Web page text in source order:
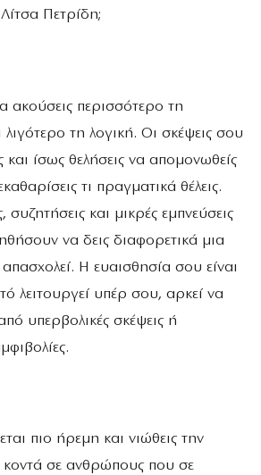
Πετρίδη;
ακούσεις περισσότερο τη
τη λογική. Οι σκέψεις σου
και ίσως θελήσεις να απομονωθείς
τι πραγματικά θέλεις.
συζητήσεις και μικρές εμπνεύσεις
να δεις διαφορετικά μια
Η ευαισθησία σου είναι
λειτουργεί υπέρ σου, αρκεί να
υπερβολικές σκέψεις ή
πιο ήρεμη και νιώθεις την
κοντά σε ανθρώπους που σε